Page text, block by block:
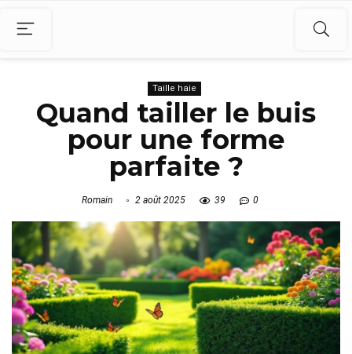
Taille haie
Quand tailler le buis
pour une forme
parfaite ?
Romain 2 août 2025 39 0